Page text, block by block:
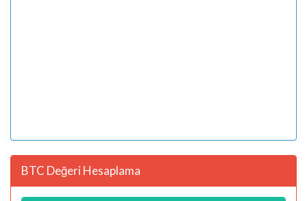
BTC Değeri Hesaplama